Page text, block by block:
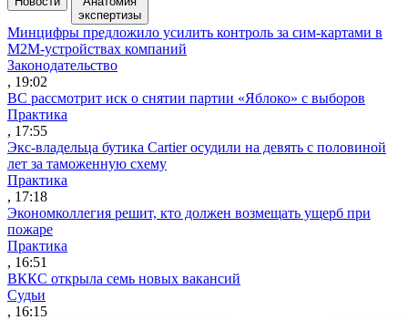
экспертизы
Минцифры предложило усилить контроль за сим-картами в
M2M-устройствах компаний
Законодательство
, 19:02
ВС рассмотрит иск о снятии партии «Яблоко» с выборов
Практика
, 17:55
Экс-владельца бутика Cartier осудили на девять с половиной
лет за таможенную схему
Практика
, 17:18
Экономколлегия решит, кто должен возмещать ущерб при
пожаре
Практика
, 16:51
ВККС открыла семь новых вакансий
Судьи
, 16:15